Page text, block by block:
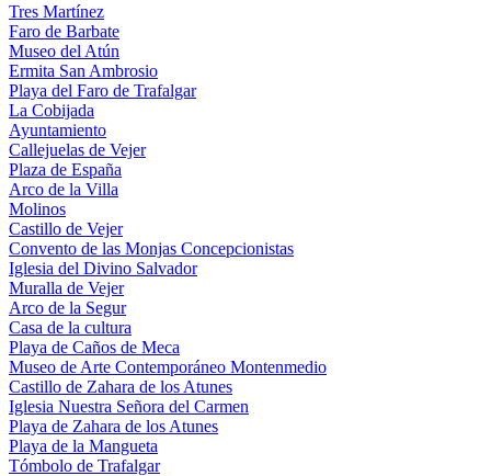
Tres Martínez
Faro de Barbate
Museo del Atún
Ermita San Ambrosio
Playa del Faro de Trafalgar
La Cobijada
Ayuntamiento
Callejuelas de Vejer
Plaza de España
Arco de la Villa
Molinos
Castillo de Vejer
Convento de las Monjas Concepcionistas
Iglesia del Divino Salvador
Muralla de Vejer
Arco de la Segur
Casa de la cultura
Playa de Caños de Meca
Museo de Arte Contemporáneo Montenmedio
Castillo de Zahara de los Atunes
Iglesia Nuestra Señora del Carmen
Playa de Zahara de los Atunes
Playa de la Mangueta
Tómbolo de Trafalgar